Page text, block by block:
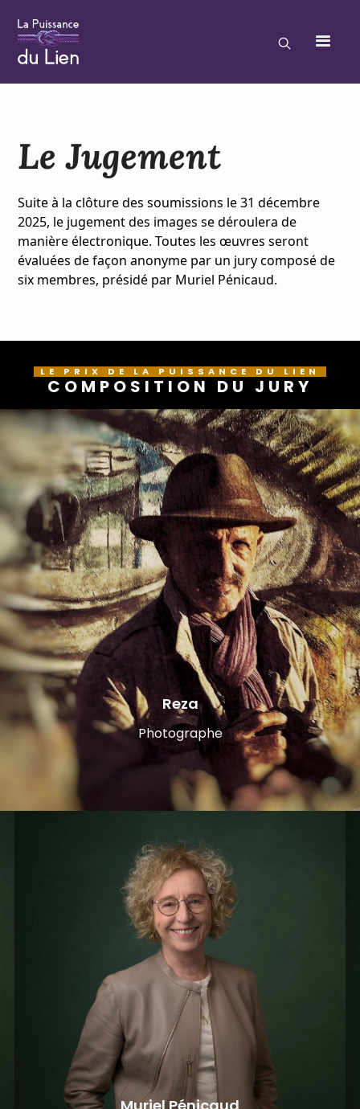
Le Jugement
Suite à la clôture des soumissions le 31 décembre
2025, le jugement des images se déroulera de
manière électronique. Toutes les œuvres seront
évaluées de façon anonyme par un jury composé de
six membres, présidé par Muriel Pénicaud.
LE PRIX DE LA PUISSANCE DU LIEN
COMPOSITION DU JURY
Reza
Photographe